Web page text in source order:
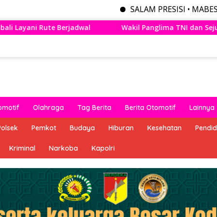
SALAM PRESISI • MABES POLRI
Panglima TNI dan Sejumlah Pejabat Negara Terima
Olahraga Tag Berita Berita Otomotif Lainnya
Pemkot Budaya Hiburan Kesehatan
Kriminal Narkoba Kapolri